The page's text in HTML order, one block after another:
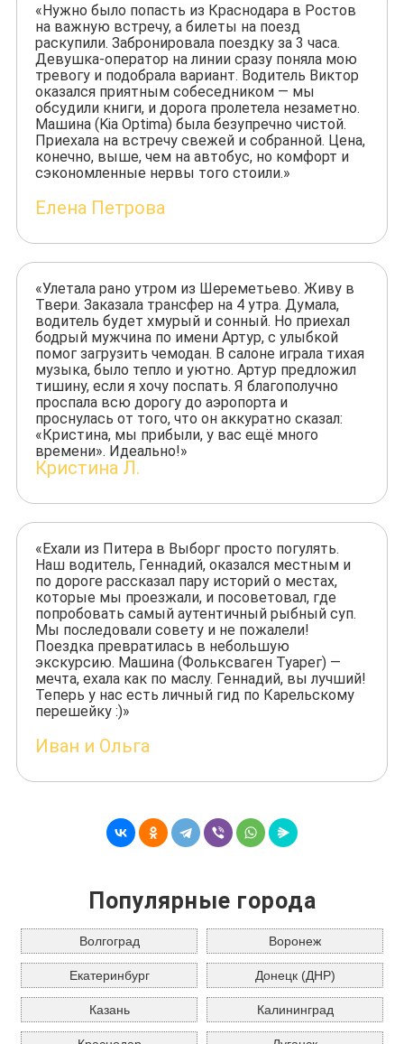
«Нужно было попасть из Краснодара в Ростов
на важную встречу, а билеты на поезд
раскупили. Забронировала поездку за 3 часа.
Девушка-оператор на линии сразу поняла мою
тревогу и подобрала вариант. Водитель Виктор
оказался приятным собеседником — мы
обсудили книги, и дорога пролетела незаметно.
Машина (Kia Optima) была безупречно чистой.
Приехала на встречу свежей и собранной. Цена,
конечно, выше, чем на автобус, но комфорт и
сэкономленные нервы того стоили.»
Елена Петрова
«Улетала рано утром из Шереметьево. Живу в
Твери. Заказала трансфер на 4 утра. Думала,
водитель будет хмурый и сонный. Но приехал
бодрый мужчина по имени Артур, с улыбкой
помог загрузить чемодан. В салоне играла тихая
музыка, было тепло и уютно. Артур предложил
тишину, если я хочу поспать. Я благополучно
проспала всю дорогу до аэропорта и
проснулась от того, что он аккуратно сказал:
«Кристина, мы прибыли, у вас ещё много
времени». Идеально!»
Кристина Л.
«Ехали из Питера в Выборг просто погулять.
Наш водитель, Геннадий, оказался местным и
по дороге рассказал пару историй о местах,
которые мы проезжали, и посоветовал, где
попробовать самый аутентичный рыбный суп.
Мы последовали совету и не пожалели!
Поездка превратилась в небольшую
экскурсию. Машина (Фольксваген Туарег) —
мечта, ехала как по маслу. Геннадий, вы лучший!
Теперь у нас есть личный гид по Карельскому
перешейку :)»
Иван и Ольга
Популярные города
Волгоград Воронеж
Екатеринбург Донецк (ДНР)
Казань Калининград